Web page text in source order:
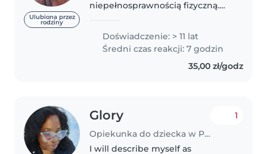
Ulubiona przez
rodziny
niepełnosprawnością fizyczną.
autyzmu. Jest
wysokofunkcjonujacy i
samodzielny. Dziećmi opiekuje
Doświadczenie: > 11 lat
Średni czas reakcji: 7 godzin
35,00 zł/godz
Glory
Opiekunka do dziecka w Poznań
1
I will describe myself as